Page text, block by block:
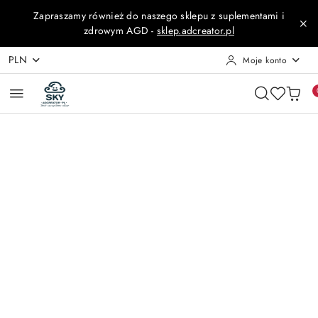
Przejdź do treści głównej
Przejdź do wyszukiwarki
Przejdź do moje konto
Przejdź do menu głównego
Przejdź do opisu produktu
Przejdź do stopki
Zapraszamy również do naszego sklepu z suplementami i
zdrowym AGD - sklep.adcreator.pl
PLN Moje konto